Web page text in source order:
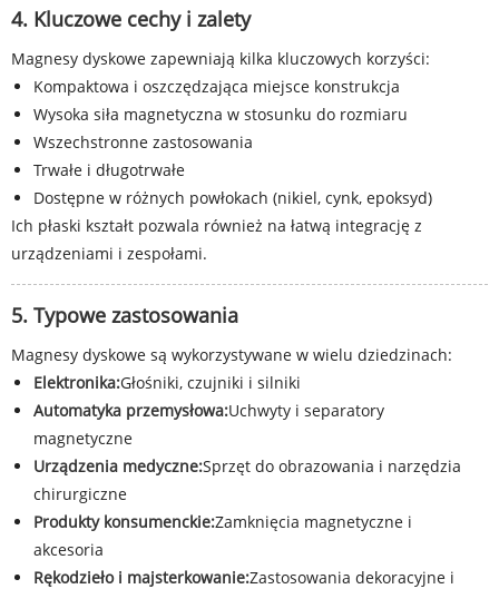
4. Kluczowe cechy i zalety
Magnesy dyskowe zapewniają kilka kluczowych korzyści:
Kompaktowa i oszczędzająca miejsce konstrukcja
Wysoka siła magnetyczna w stosunku do rozmiaru
Wszechstronne zastosowania
Trwałe i długotrwałe
Dostępne w różnych powłokach (nikiel, cynk, epoksyd)
Ich płaski kształt pozwala również na łatwą integrację z
urządzeniami i zespołami.
5. Typowe zastosowania
Magnesy dyskowe są wykorzystywane w wielu dziedzinach:
Elektronika:Głośniki, czujniki i silniki
Automatyka przemysłowa:Uchwyty i separatory
magnetyczne
Urządzenia medyczne:Sprzęt do obrazowania i narzędzia
chirurgiczne
Produkty konsumenckie:Zamknięcia magnetyczne i
akcesoria
Rękodzieło i majsterkowanie:Zastosowania dekoracyjne i